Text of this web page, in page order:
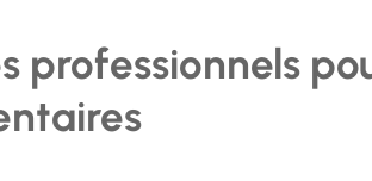
professionnels